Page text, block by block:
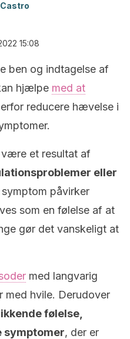
15:08
ben og indtagelse af
hjælpe med at
reducere hævelse i
et resultat af
eller
påvirker
som en følelse af at
gør det vanskeligt at
med langvarig
med hvile. Derudover
følelse,
symptomer, der er